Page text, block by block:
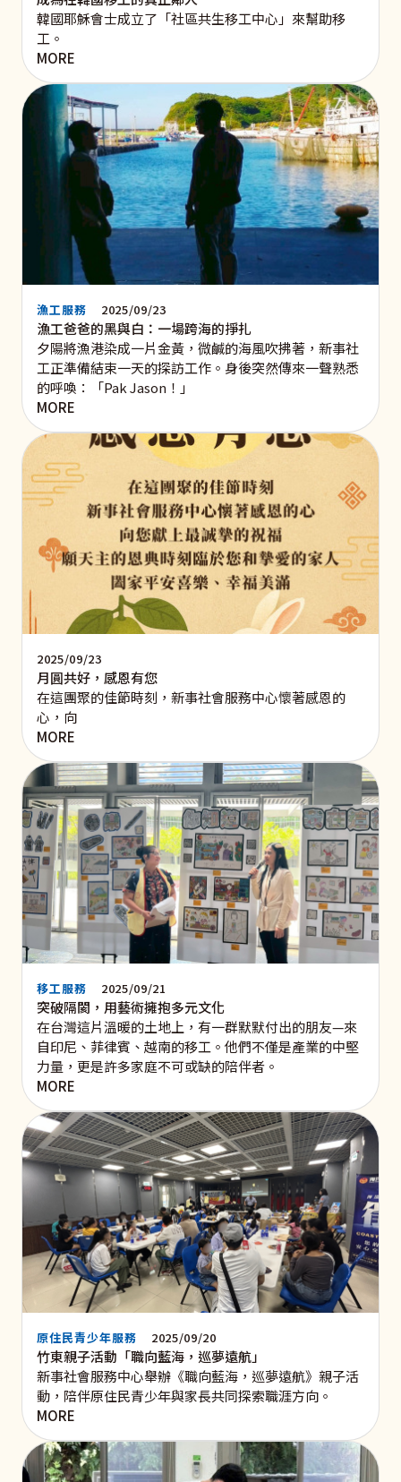
韓國耶穌會士成立了「社區共生移工中心」來幫助移
工。
MORE
漁工服務 2025/09/23
漁工爸爸的黑與白：一場跨海的掙扎
夕陽將漁港染成一片金黃，微鹹的海風吹拂著，新事社
工正準備結束一天的探訪工作。身後突然傳來一聲熟悉
的呼喚：「Pak Jason！」
MORE
2025/09/23
月圓共好，感恩有您
在這團聚的佳節時刻，新事社會服務中心懷著感恩的
心，向
MORE
移工服務 2025/09/21
突破隔閡，用藝術擁抱多元文化
在台灣這片溫暖的土地上，有一群默默付出的朋友—來
自印尼、菲律賓、越南的移工。他們不僅是產業的中堅
力量，更是許多家庭不可或缺的陪伴者。
MORE
原住民青少年服務 2025/09/20
竹東親子活動「職向藍海，巡夢遠航」
新事社會服務中心舉辦《職向藍海，巡夢遠航》親子活
動，陪伴原住民青少年與家長共同探索職涯方向。
MORE